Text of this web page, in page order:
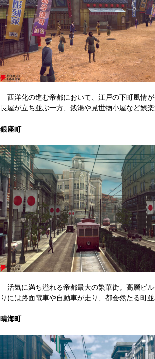
西洋化の進む帝都において、江戸の下町風情
長屋が立ち並ぶ一方、銭湯や見世物小屋など娯楽
銀座町
活気に満ち溢れる帝都最大の繁華街。高層ビ
りには路面電車や自動車が走り、都会然たる町並
晴海町